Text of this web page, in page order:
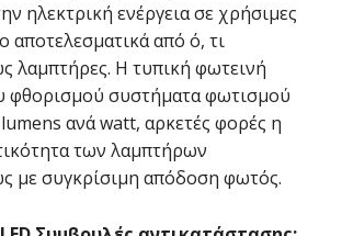
ηλεκτρική ενέργεια σε χρήσιμες
αποτελεσματικά από ό, τι
λαμπτήρες. Η τυπική φωτεινή
φθορισμού συστήματα φωτισμού
lumens ανά watt, αρκετές φορές η
των λαμπτήρων
με συγκρίσιμη απόδοση φωτός.